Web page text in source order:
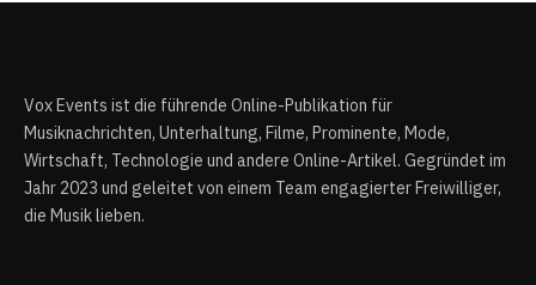
Vox Events ist die führende Online-Publikation für
Musiknachrichten, Unterhaltung, Filme, Prominente, Mode,
Wirtschaft, Technologie und andere Online-Artikel. Gegründet im
Jahr 2023 und geleitet von einem Team engagierter Freiwilliger,
die Musik lieben.